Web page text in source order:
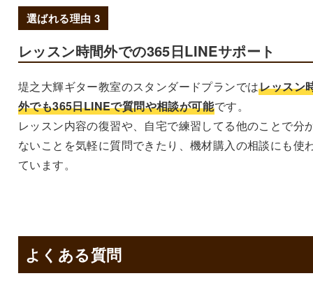
選ばれる理由 3
レッスン時間外での365日LINEサポート
堤之大輝ギター教室のスタンダードプランではレッスン
外でも365日LINEで質問や相談が可能です。
レッスン内容の復習や、自宅で練習してる他のことで分
ないことを気軽に質問できたり、機材購入の相談にも使
ています。
よくある質問